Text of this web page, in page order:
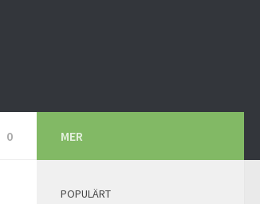
0 MER
POPULÄRT